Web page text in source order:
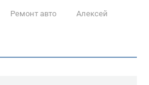
Ремонт авто
Алексей